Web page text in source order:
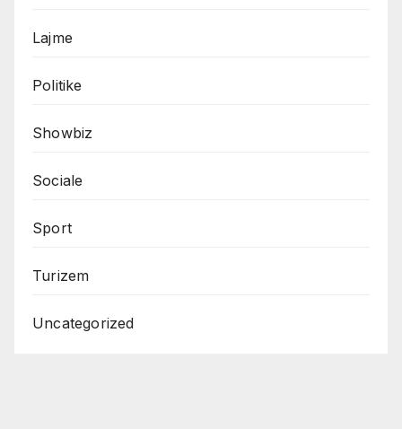
Lajme
Politike
Showbiz
Sociale
Sport
Turizem
Uncategorized